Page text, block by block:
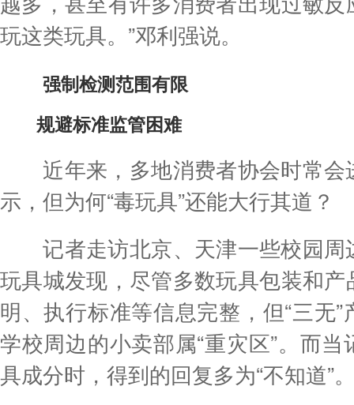
玩这类玩具。”邓利强说。
强制检测范围有限
规避标准监管困难
近年来，多地消费者协会时常会
示，但为何“毒玩具”还能大行其道？
记者走访北京、天津一些校园周
玩具城发现，尽管多数玩具包装和
明、执行标准等信息完整，但“三无
学校周边的小卖部属“重灾区”。而
具成分时，得到的回复多为“不知道”